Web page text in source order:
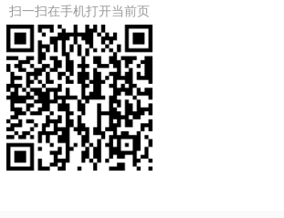
扫一扫在手机打开当前页